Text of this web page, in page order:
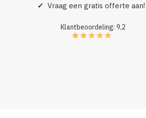
✓ Vraag een gratis offerte aan!
Klantbeoordeling: 9,2